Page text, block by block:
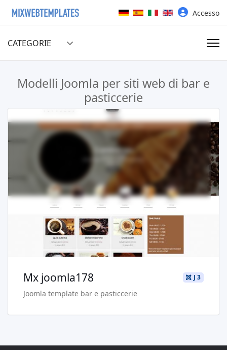
Seleziona la tua linguaAccesso
CATEGORIE
Modelli Joomla per siti web di bar e
pasticcerie
Leggi tutto …
Scarica Gratis
Demo dal vivo
Acquista €29.90
J 3
Mx joomla178
Joomla template bar e pasticcerie